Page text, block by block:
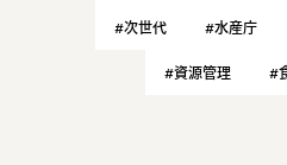
#次世代 #水産庁
#資源管理 #